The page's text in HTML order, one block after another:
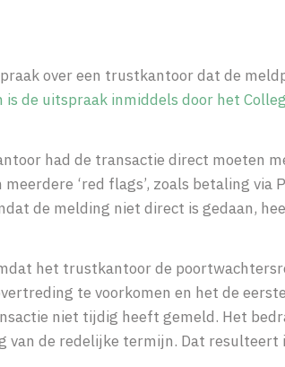
over een trustkantoor dat de
is de uitspraak inmiddels door het
had de transactie direct moeten
‘red flags’, zoals betaling via
de melding niet direct is gedaan,
het trustkantoor de
te voorkomen en het de
niet tijdig heeft gemeld. Het
van de redelijke termijn. Dat resulteert